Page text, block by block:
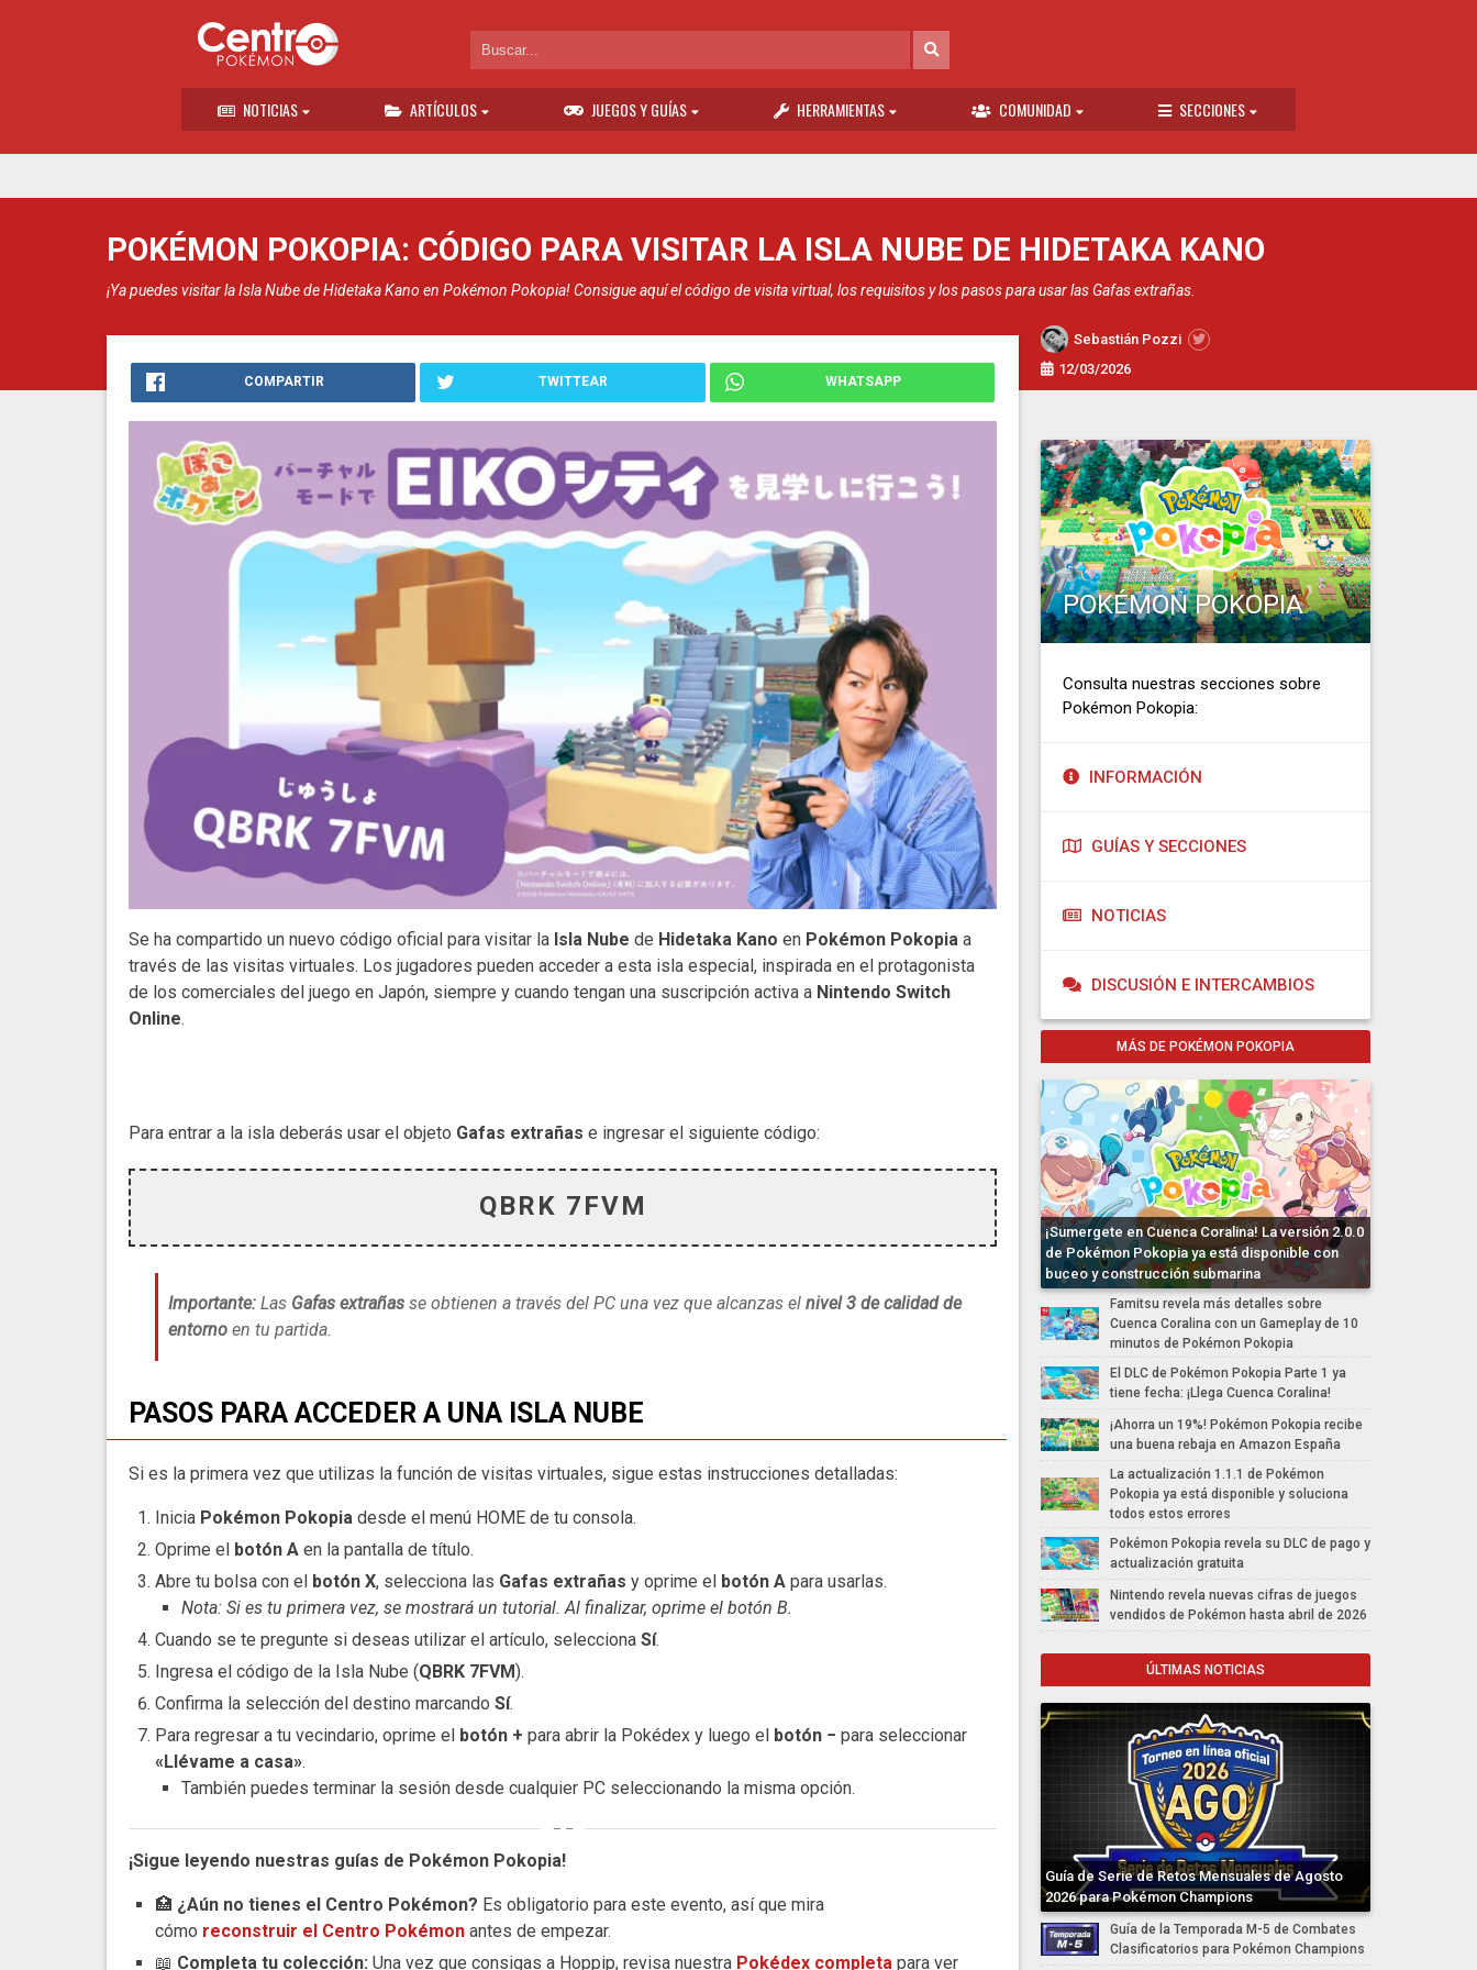
NOTICIAS ARTÍCULOS JUEGOS Y GUÍAS HERRAMIENTAS COMUNIDAD SECCIONES
POKÉMON POKOPIA: CÓDIGO PARA VISITAR LA ISLA NUBE DE HIDETAKA KANO
¡Ya puedes visitar la Isla Nube de Hidetaka Kano en Pokémon Pokopia! Consigue aquí el código de visita virtual, los requisitos y los pasos para usar las Gafas extrañas.
Sebastián Pozzi
12/03/2026
COMPARTIR TWITTEAR WHATSAPP
Se ha compartido un nuevo código oficial para visitar la Isla Nube de Hidetaka Kano en Pokémon Pokopia a
través de las visitas virtuales. Los jugadores pueden acceder a esta isla especial, inspirada en el protagonista
de los comerciales del juego en Japón, siempre y cuando tengan una suscripción activa a Nintendo Switch
Online.
Para entrar a la isla deberás usar el objeto Gafas extrañas e ingresar el siguiente código:
QBRK 7FVM
Importante: Las Gafas extrañas se obtienen a través del PC una vez que alcanzas el nivel 3 de calidad de
entorno en tu partida.
PASOS PARA ACCEDER A UNA ISLA NUBE
Si es la primera vez que utilizas la función de visitas virtuales, sigue estas instrucciones detalladas:
Inicia Pokémon Pokopia desde el menú HOME de tu consola.
Oprime el
botón A en la pantalla de título.
Abre tu bolsa con el
botón X, selecciona las Gafas extrañas y oprime el botón A para usarlas.
Nota: Si es tu primera vez, se mostrará un tutorial. Al finalizar, oprime el botón B.
Cuando se te pregunte si deseas utilizar el artículo, selecciona Sí.
Ingresa el código de la Isla Nube (QBRK 7FVM).
Confirma la selección del destino marcando Sí.
Para regresar a tu vecindario, oprime el
botón + para abrir la Pokédex y luego el botón − para seleccionar
«Llévame a casa».
También puedes terminar la sesión desde cualquier PC seleccionando la misma opción.
¡Sigue leyendo nuestras guías de Pokémon Pokopia!
🏥 ¿Aún no tienes el Centro Pokémon? Es obligatorio para este evento, así que mira
cómo reconstruir el Centro Pokémon antes de empezar.
📖 Completa tu colección: Una vez que consigas a Hoppip, revisa nuestra Pokédex completa para ver
POKÉMON POKOPIA
Consulta nuestras secciones sobre
Pokémon Pokopia:
INFORMACIÓN
GUÍAS Y SECCIONES
NOTICIAS
DISCUSIÓN E INTERCAMBIOS
MÁS DE POKÉMON POKOPIA
¡Sumergete en Cuenca Coralina! La versión 2.0.0
de Pokémon Pokopia ya está disponible con
buceo y construcción submarina
Famitsu revela más detalles sobre
Cuenca Coralina con un Gameplay de 10
minutos de Pokémon Pokopia
El DLC de Pokémon Pokopia Parte 1 ya
tiene fecha: ¡Llega Cuenca Coralina!
¡Ahorra un 19%! Pokémon Pokopia recibe
una buena rebaja en Amazon España
La actualización 1.1.1 de Pokémon
Pokopia ya está disponible y soluciona
todos estos errores
Pokémon Pokopia revela su DLC de pago y
actualización gratuita
Nintendo revela nuevas cifras de juegos
vendidos de Pokémon hasta abril de 2026
ÚLTIMAS NOTICIAS
Guía de Serie de Retos Mensuales de Agosto
2026 para Pokémon Champions
Guía de la Temporada M-5 de Combates
Clasificatorios para Pokémon Champions